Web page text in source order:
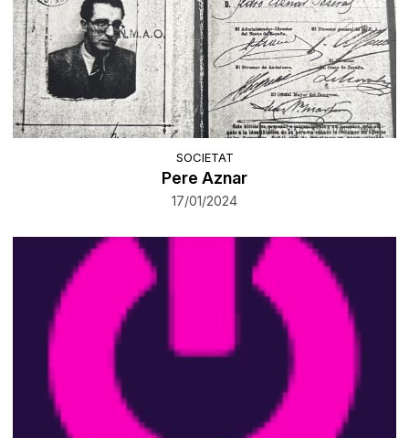
SOCIETAT
Pere Aznar
17/01/2024